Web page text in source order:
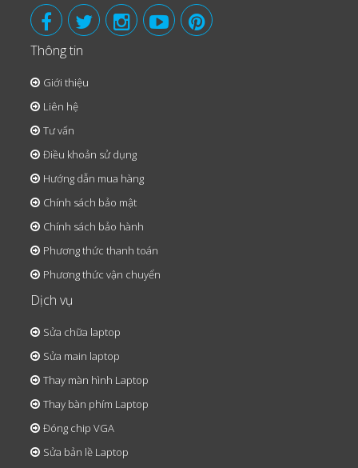
Thông tin
Giới thiệu
Liên hệ
Tư vấn
Điều khoản sử dụng
Hướng dẫn mua hàng
Chính sách bảo mật
Chính sách bảo hành
Phương thức thanh toán
Phương thức vận chuyển
Dịch vụ
Sửa chữa laptop
Sửa main laptop
Thay màn hình Laptop
Thay bàn phím Laptop
Đóng chip VGA
Sửa bản lề Laptop